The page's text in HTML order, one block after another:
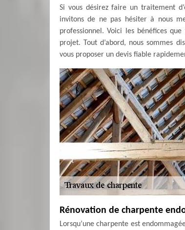
Si vous désirez faire un traitement
invitons de ne pas hésiter à nous
professionnel. Voici les bénéfices
projet. Tout d’abord, nous sommes
vous proposer un devis fiable
Rénovation de charpente
Lorsqu’une charpente est